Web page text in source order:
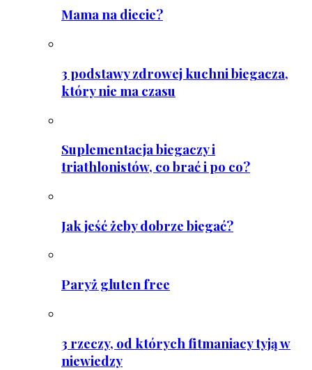
Mama na diecie?
3 podstawy zdrowej kuchni biegacza,
który nie ma czasu
Suplementacja biegaczy i
triathlonistów, co brać i po co?
Jak jeść żeby dobrze biegać?
Paryż gluten free
3 rzeczy, od których fitmaniacy tyją w
niewiedzy